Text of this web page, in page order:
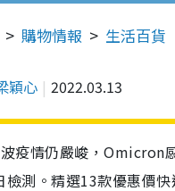
購物情報 生活百貨
穎心 2022.03.13
疫情仍嚴峻，Omicron
檢測。精選13款優惠價